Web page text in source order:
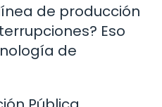
de producción
Eso
de